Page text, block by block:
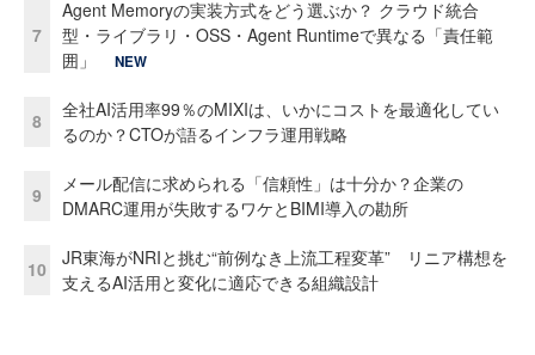
7
Agent Memoryの実装方式をどう選ぶか？ クラウド統合
型・ライブラリ・OSS・Agent Runtimeで異なる「責任範
囲」
NEW
8
全社AI活用率99％のMIXIは、いかにコストを最適化してい
るのか？CTOが語るインフラ運用戦略
9
メール配信に求められる「信頼性」は十分か？企業の
DMARC運用が失敗するワケとBIMI導入の勘所
10
JR東海がNRIと挑む“前例なき上流工程変革” リニア構想を
支えるAI活用と変化に適応できる組織設計